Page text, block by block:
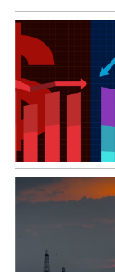
류 견해는 크게 두
목하는 견해다. 이
으키고, 투입-산
제 전반으로 확산